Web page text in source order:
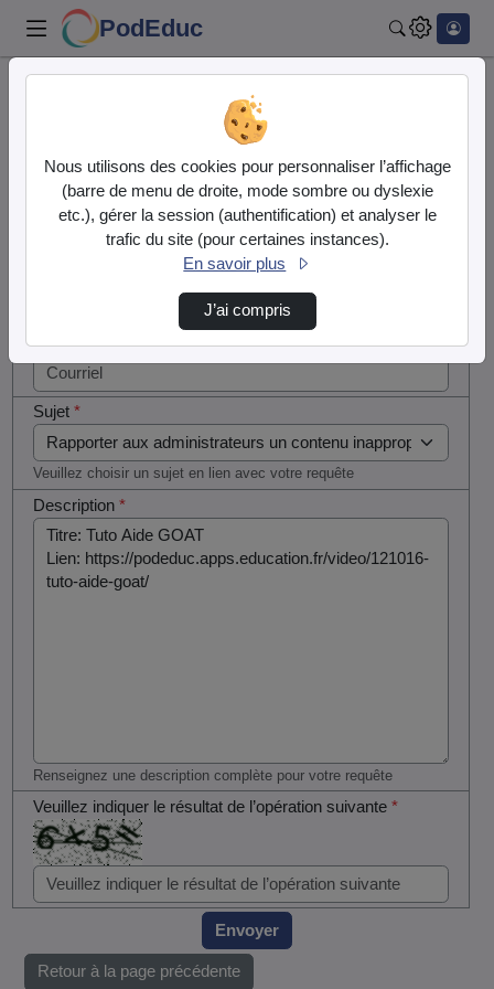
PodEduc
Contactez nous
Votre message
Courriel*
Sujet*
Veuillez choisir un sujet en lien avec votre requête
Description*
Renseignez une description complète pour votre requête
Veuillez indiquer le résultat de l’opération suivante*
si vous
êtes un
humain en
Envoyer
Retour à la page précédente
Nous utilisons des cookies pour personnaliser l’affichage
(barre de menu de droite, mode sombre ou dyslexie
etc.), gérer la session (authentification) et analyser le
trafic du site (pour certaines instances).
En savoir plus
J’ai compris